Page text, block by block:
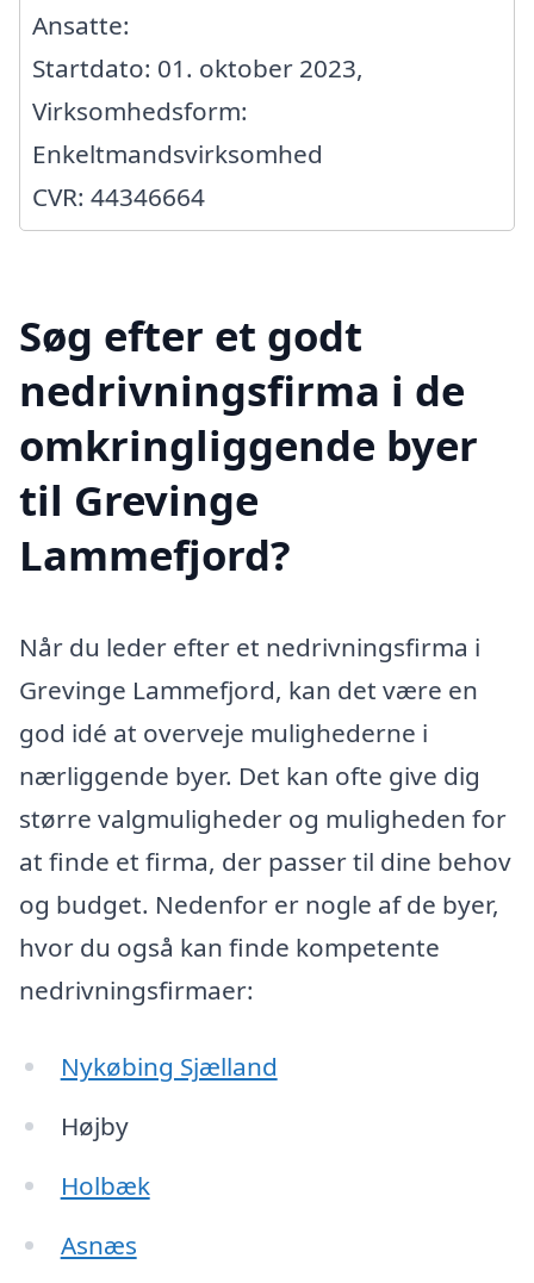
Ansatte:
Startdato: 01. oktober 2023,
Virksomhedsform:
Enkeltmandsvirksomhed
CVR: 44346664
Søg efter et godt
nedrivningsfirma i de
omkringliggende byer
til Grevinge
Lammefjord?
Når du leder efter et nedrivningsfirma i
Grevinge Lammefjord, kan det være en
god idé at overveje mulighederne i
nærliggende byer. Det kan ofte give dig
større valgmuligheder og muligheden for
at finde et firma, der passer til dine behov
og budget. Nedenfor er nogle af de byer,
hvor du også kan finde kompetente
nedrivningsfirmaer:
Nykøbing Sjælland
Højby
Holbæk
Asnæs